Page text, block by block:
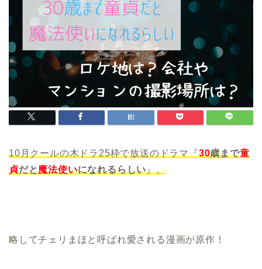
10月クールの木ドラ25枠で放送のドラマ『30歳まで童
貞だと魔法使いになれるらしい 』。
略してチェリまほと呼ばれ愛される漫画が原作！